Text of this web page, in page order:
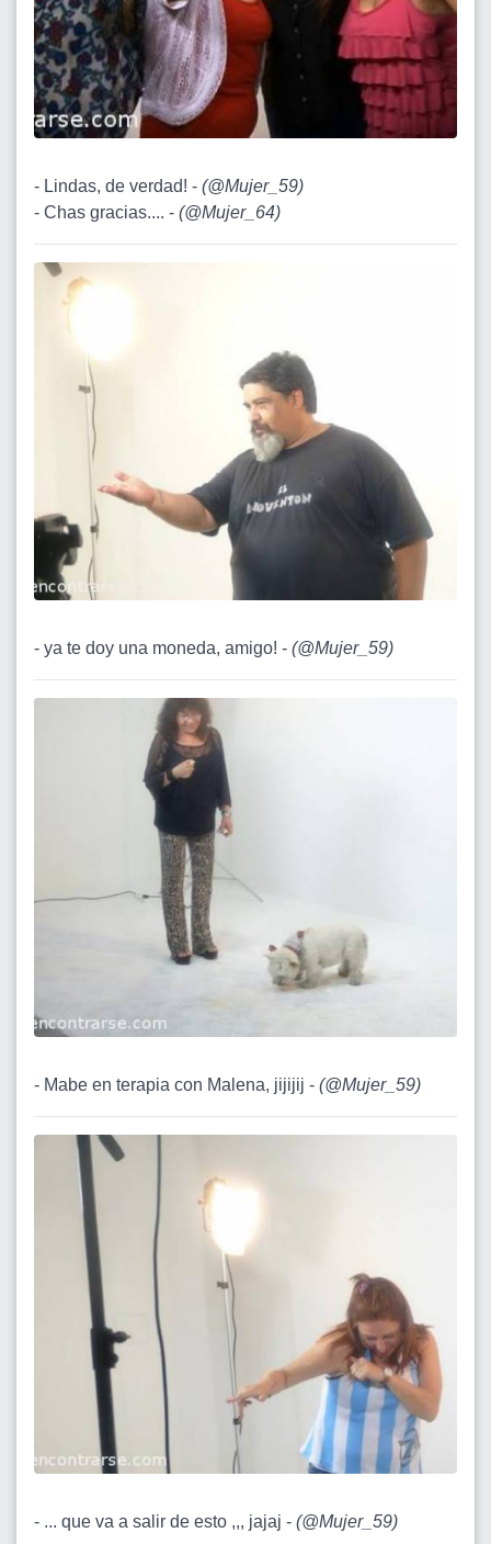
- Lindas, de verdad! - (@Mujer_59)
- Chas gracias.... - (@Mujer_64)
- ya te doy una moneda, amigo! - (@Mujer_59)
- Mabe en terapia con Malena, jijijij - (@Mujer_59)
- ... que va a salir de esto ,,, jajaj - (@Mujer_59)